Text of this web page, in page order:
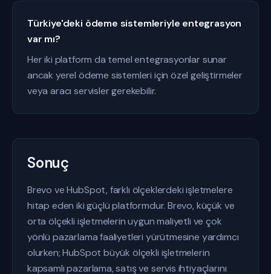
Türkiye'deki ödeme sistemleriyle entegrasyon
var mı?
Her iki platform da temel entegrasyonlar sunar
ancak yerel ödeme sistemleri için özel geliştirmeler
veya aracı servisler gerekebilir.
Sonuç
Brevo ve HubSpot, farklı ölçeklerdeki işletmelere
hitap eden iki güçlü platformdur. Brevo, küçük ve
orta ölçekli işletmelerin uygun maliyetli ve çok
yönlü pazarlama faaliyetleri yürütmesine yardımcı
olurken; HubSpot büyük ölçekli işletmelerin
kapsamlı pazarlama, satış ve servis ihtiyaçlarını